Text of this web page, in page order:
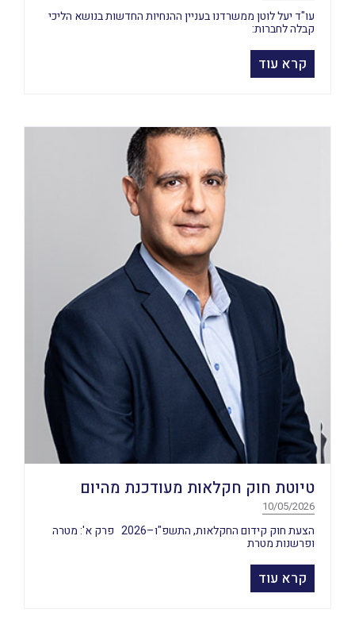
עו"ד יעל לוטן ממשרדנו בעניין ההנחיות החדשות בנושא הליכי
קבלה לחברות:
קרא עוד
טיוטת חוק חקלאות מעודכנת מהיום
10/05/2026
הצעת חוק קידום החקלאות, התשפ"ו–2026 פרק א': מטרה
ופרשנות מטרת
קרא עוד